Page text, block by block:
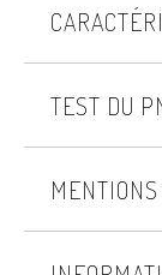
TEST DU